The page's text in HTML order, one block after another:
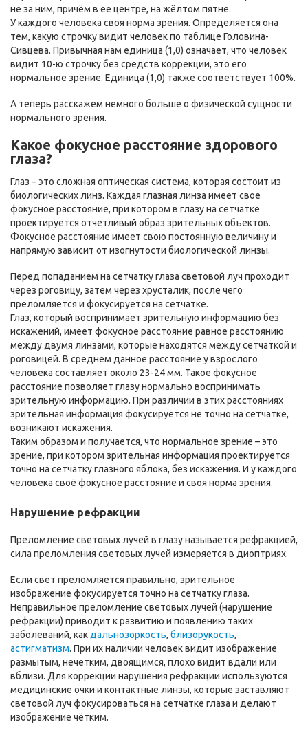
не за ним, причём в ее центре, на жёлтом пятне.
У каждого человека своя норма зрения. Определяется она
тем, какую строчку видит человек по таблице Головина-
Сивцева. Привычная нам единица (1,0) означает, что человек
видит 10-ю строчку без средств коррекции, это его
нормальное зрение. Единица (1,0) также соответствует 100%.
А теперь расскажем немного больше о физической сущности
нормального зрения.
Какое фокусное расстояние здорового
глаза?
Глаз – это сложная оптическая система, которая состоит из
биологических линз. Каждая глазная линза имеет свое
фокусное расстояние, при котором в глазу на сетчатке
проектируется отчетливый образ зрительных объектов.
Фокусное расстояние имеет свою постоянную величину и
напрямую зависит от изогнутости биологической линзы.
Перед попаданием на сетчатку глаза световой луч проходит
через роговицу, затем через хрусталик, после чего
преломляется и фокусируется на сетчатке.
Глаз, который воспринимает зрительную информацию без
искажений, имеет фокусное расстояние равное расстоянию
между двумя линзами, которые находятся между сетчаткой и
роговицей. В среднем данное расстояние у взрослого
человека составляет около 23-24 мм. Такое фокусное
расстояние позволяет глазу нормально воспринимать
зрительную информацию. При различии в этих расстояниях
зрительная информация фокусируется не точно на сетчатке,
возникают искажения.
Таким образом и получается, что нормальное зрение – это
зрение, при котором зрительная информация проектируется
точно на сетчатку глазного яблока, без искажения. И у каждого
человека своё фокусное расстояние и своя норма зрения.
Нарушение рефракции
Преломление световых лучей в глазу называется рефракцией,
сила преломления световых лучей измеряется в диоптриях.
Если свет преломляется правильно, зрительное
изображение фокусируется точно на сетчатку глаза.
Неправильное преломление световых лучей (нарушение
рефракции) приводит к развитию и появлению таких
заболеваний, какдальнозоркость, близорукость,
астигматизм. При их наличии человек видит изображение
размытым, нечетким, двоящимся, плохо видит вдали или
вблизи. Для коррекции нарушения рефракции используются
медицинские очки и контактные линзы, которые заставляют
световой луч фокусироваться на сетчатке глаза и делают
изображение чётким.